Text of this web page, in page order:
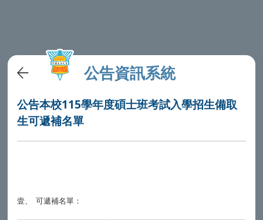
公告資訊系統
公告本校115學年度碩士班考試入學招生備取
生可遞補名單
壹、 可遞補名單：